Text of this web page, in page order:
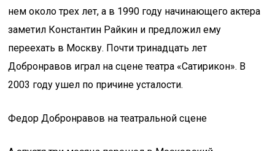
нем около трех лет, а в 1990 году начинающего актера
заметил Константин Райкин и предложил ему
переехать в Москву. Почти тринадцать лет
Добронравов играл на сцене театра «Сатирикон». В
2003 году ушел по причине усталости.
Федор Добронравов на театральной сцене